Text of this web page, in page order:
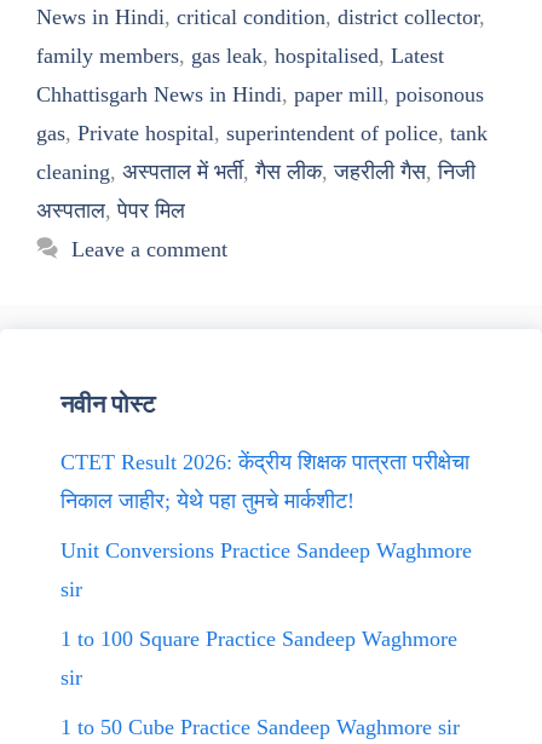
News in Hindi, critical condition, district collector,
family members, gas leak, hospitalised, Latest
Chhattisgarh News in Hindi, paper mill, poisonous
gas, Private hospital, superintendent of police, tank
cleaning, अस्पताल में भर्ती,गैस लीक,जहरीली गैस,निजी
अस्पताल,पेपर मिल
Leave a comment
नवीन पोस्ट
CTET Result 2026: केंद्रीय शिक्षक पात्रता परीक्षेचा
निकाल जाहीर; येथे पहा तुमचे मार्कशीट!
Unit Conversions Practice Sandeep Waghmore
sir
1 to 100 Square Practice Sandeep Waghmore
sir
1 to 50 Cube Practice Sandeep Waghmore sir